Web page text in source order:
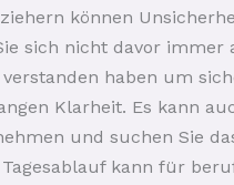
können
sich nicht davor immer
haben um
Klarheit. Es kann
und suchen Sie
kann für